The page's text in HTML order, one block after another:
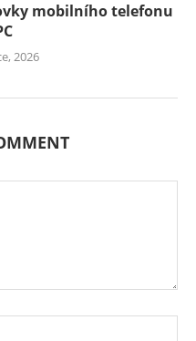
mobilního telefonu
2026